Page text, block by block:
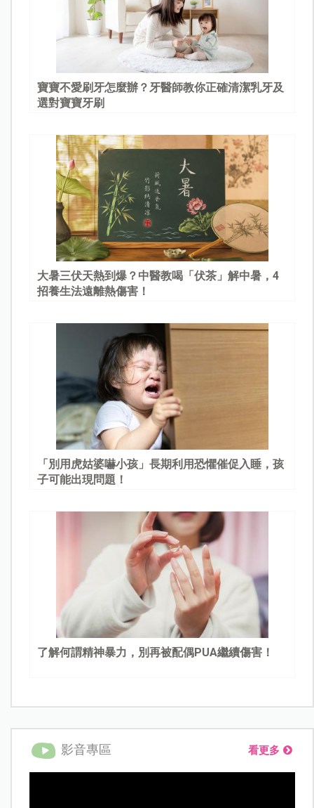
寶寶不愛刷牙怎麼辦？牙醫師教你正確清潔乳牙及
選對寶寶牙刷
大暑三伏天熱到爆？中醫教喝「伏茶」解中暑，4
招養生法遠離熱傷害！
「別用虎姑婆嚇小孩」長期利用恐懼催促入睡，孩
子可能出現問題！
了解何謂精神暴力，別再被配偶PUA繼續傷害！
影音專區 看更多